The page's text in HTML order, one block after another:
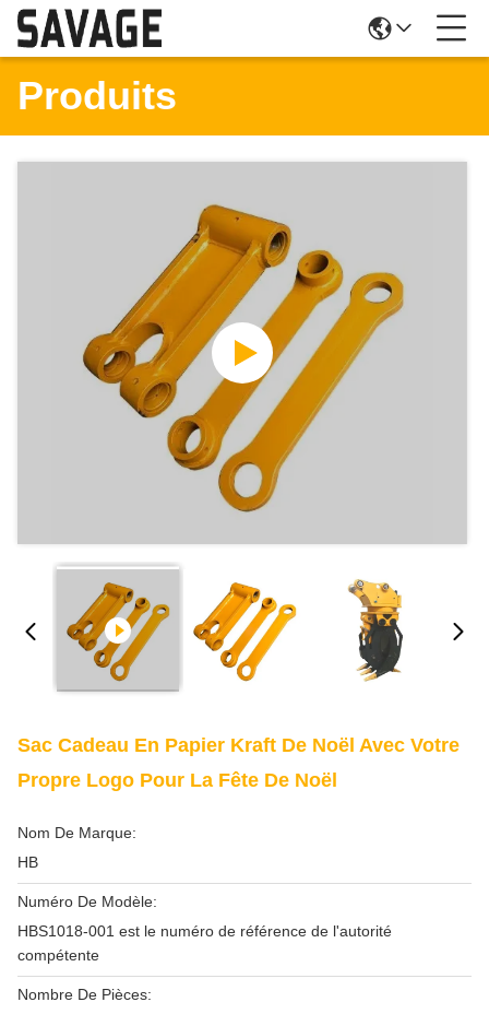
Produits
Sac Cadeau En Papier Kraft De Noël Avec Votre
Propre Logo Pour La Fête De Noël
Nom De Marque:
HB
Numéro De Modèle:
HBS1018-001 est le numéro de référence de l'autorité
compétente
Nombre De Pièces: